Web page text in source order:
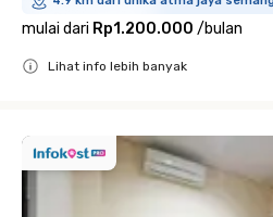
mulai dari Rp1.200.000 /bulan
Lihat info lebih banyak